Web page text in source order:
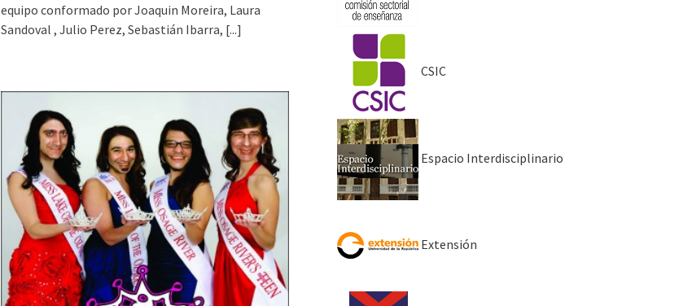
equipo conformado por Joaquin Moreira, Laura
Sandoval , Julio Perez, Sebastián Ibarra, [...]
CSIC
Espacio Interdisciplinario
Extensión